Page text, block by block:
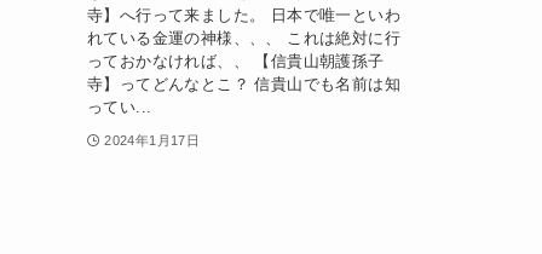
寺】へ行って来ました。 日本で唯一といわ
れている金運の神様、、、 これは絶対に行
っておかなければ、、 【信貴山朝護孫子
寺】ってどんなとこ？ 信貴山でも名前は知
ってい...
2024年1月17日